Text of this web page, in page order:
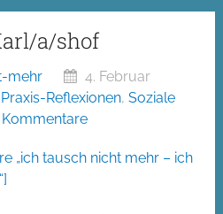
a/shof
mehr
4. Februar
Praxis-Reflexionen,Soziale
Kommentare
„ich tausch nicht mehr – ich